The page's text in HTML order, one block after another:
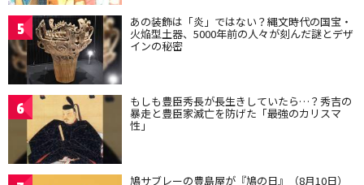
5 あの装飾は「炎」ではない？縄文時代の国宝・
火焔型土器、5000年前の人々が刻んだ謎とデザ
インの秘密
6 もしも豊臣秀長が長生きしていたら…？秀吉の
暴走と豊臣家滅亡を防げた「最強のカリスマ
性」
鳩サブレーの豊島屋が『鳩の日』（8月10日）